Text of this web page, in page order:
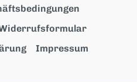
Impressum